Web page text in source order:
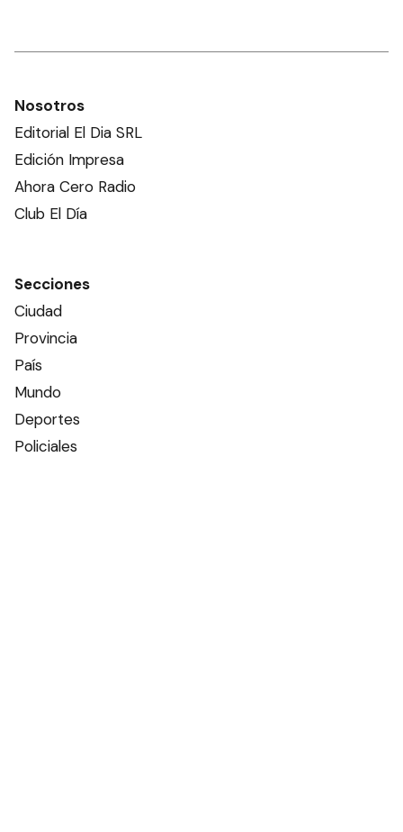
Nosotros
Editorial El Dia SRL
Edición Impresa
Ahora Cero Radio
Club El Día
Secciones
Ciudad
Provincia
País
Mundo
Deportes
Policiales